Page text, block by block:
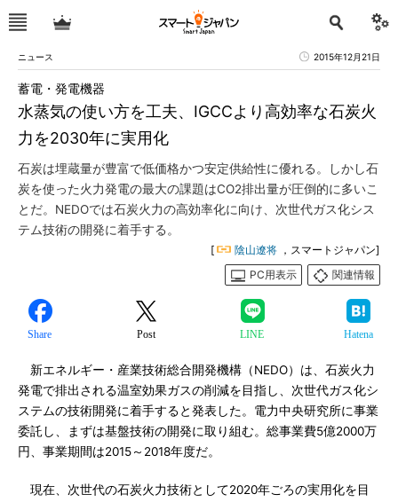
ニュース 2015年12月21日
水蒸気の使い方を工夫、IGCCより高効率な石炭火
力を2030年に実用化
蓄電・発電機器
石炭は埋蔵量が豊富で低価格かつ安定供給性に優れる。しかし石
炭を使った火力発電の最大の課題はCO2排出量が圧倒的に多いこ
とだ。NEDOでは石炭火力の高効率化に向け、次世代ガス化シス
テム技術の開発に着手する。
[ 陰山遼将 ，スマートジャパン]
PC用表示
関連情報
Share Post LINE Hatena
新エネルギー・産業技術総合開発機構（NEDO）は、石炭火力
発電で排出される温室効果ガスの削減を目指し、次世代ガス化シ
ステムの技術開発に着手すると発表した。電力中央研究所に事業
委託し、まずは基盤技術の開発に取り組む。総事業費5億2000万
円、事業期間は2015～2018年度だ。
現在、次世代の石炭火力技術として2020年ごろの実用化を目